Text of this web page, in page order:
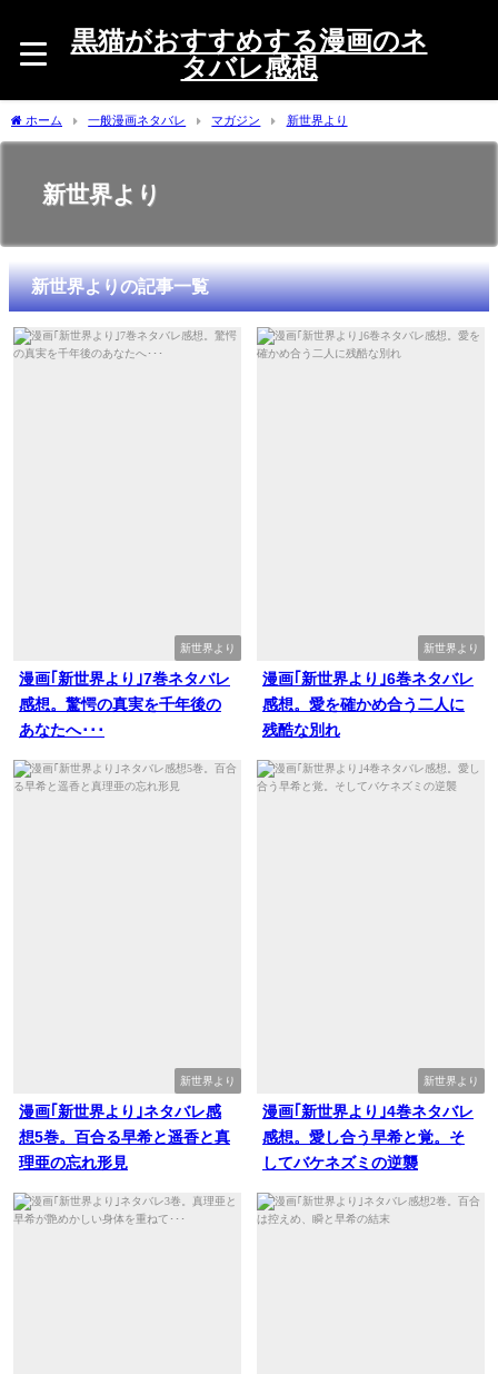
黒猫がおすすめする漫画のネ
タバレ感想
ホーム 一般漫画ネタバレ マガジン 新世界より
新世界より
新世界よりの記事一覧
新世界より
漫画｢新世界より｣7巻ネタバレ
感想。驚愕の真実を千年後の
あなたへ･･･
新世界より
漫画｢新世界より｣6巻ネタバレ
感想。愛を確かめ合う二人に
残酷な別れ
新世界より
漫画｢新世界より｣ネタバレ感
想5巻。百合る早希と遥香と真
理亜の忘れ形見
新世界より
漫画｢新世界より｣4巻ネタバレ
感想。愛し合う早希と覚。そ
してバケネズミの逆襲